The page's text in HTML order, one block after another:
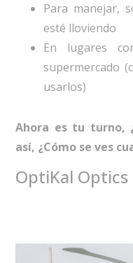
Para manejar,
esté lloviendo
En lugares
supermercado
usarlos)
Ahora es tu turno,
así, ¿Cómo se ves
OptiKal Optics